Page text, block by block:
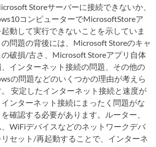
Storeサーバーに接続できないか、
コンピューターでMicrosoftStoreア
動して実行できないことを示していま
問題の背後には、Microsoft Storeのキャ
の破損/古さ、Microsoft Storeアプリ自体
インターネット接続の問題、その他の
の問題などのいくつかの理由が考えら
安定したインターネット接続と速度が
ンターネット接続にまったく問題がな
確認する必要があります。ルーター、
、WiFiデバイスなどのネットワークデバ
セット/再起動することで、インターネ